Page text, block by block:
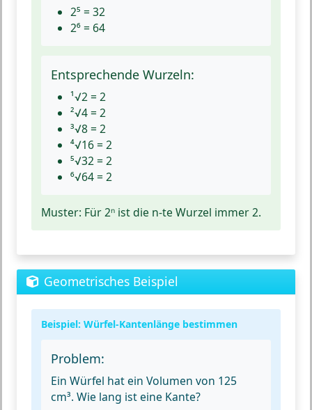
2⁵ = 32
2⁶ = 64
Entsprechende Wurzeln:
¹√2 = 2
²√4 = 2
³√8 = 2
⁴√16 = 2
⁵√32 = 2
⁶√64 = 2
Muster: Für 2ⁿ ist die n-te Wurzel immer 2.
Geometrisches Beispiel
Beispiel: Würfel-Kantenlänge bestimmen
Problem:
Ein Würfel hat ein Volumen von 125
cm³. Wie lang ist eine Kante?